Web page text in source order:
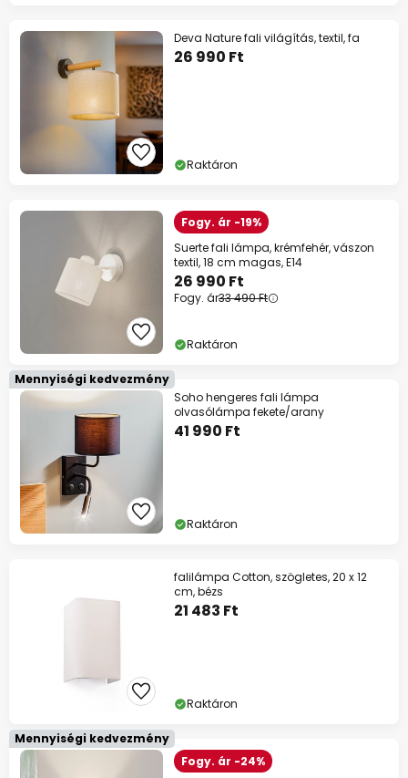
Deva Nature fali világítás, textil, fa
26 990 Ft
Raktáron
Fogy. ár -19%
Suerte fali lámpa, krémfehér, vászon
textil, 18 cm magas, E14
26 990 Ft
Fogy. ár33 490 Ft
Raktáron
Mennyiségi kedvezmény
Soho hengeres fali lámpa
olvasólámpa fekete/arany
41 990 Ft
Raktáron
falilámpa Cotton, szögletes, 20 x 12
cm, bézs
21 483 Ft
Raktáron
Mennyiségi kedvezmény
Fogy. ár -24%